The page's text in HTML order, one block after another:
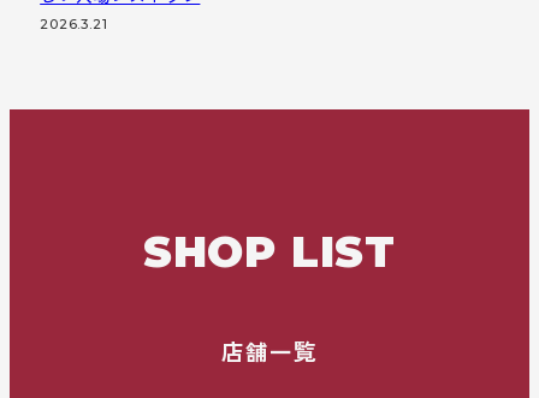
2026.3.21
SHOP LIST
店舗一覧